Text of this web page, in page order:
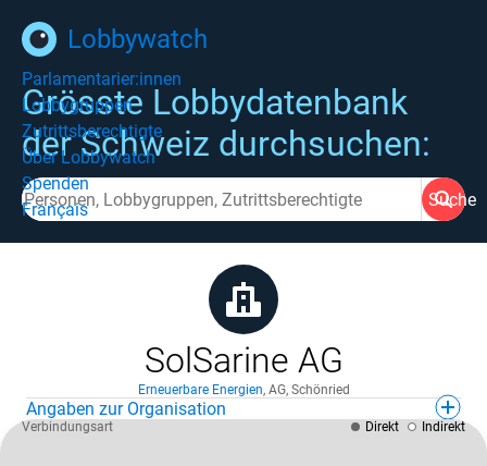
Lobbywatch
Parlamentarier:innen
Lobbygruppen
Zutrittsberechtigte
Über Lobbywatch
Spenden
Français
Grösste Lobbydatenbank
der Schweiz durchsuchen:
Suche
SolSarine AG
Erneuerbare Energien, AG, Schönried
Angaben zur Organisation
Verbindungsart Direkt Indirekt